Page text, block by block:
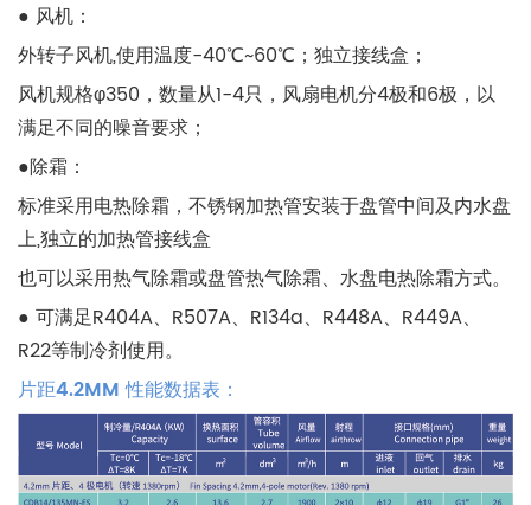
● 风机：
外转子风机,使用温度-40℃~60℃；独立接线盒；
风机规格φ350，数量从1-4只，风扇电机分4极和6极，以
满足不同的噪音要求；
●除霜：
标准采用电热除霜，不锈钢加热管安装于盘管中间及内水盘
上,独立的加热管接线盒
也可以采用热气除霜或盘管热气除霜、水盘电热除霜方式。
● 可满足R404A、R507A、R134a、R448A、R449A、
R22等制冷剂使用。
片距4.2MM 性能数据表：